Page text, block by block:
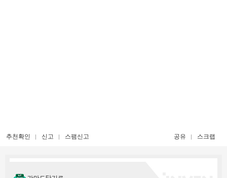
추천확인 신고 스팸신고 공유 스크랩